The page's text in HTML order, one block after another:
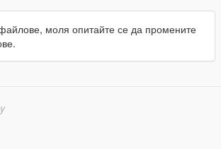
моля опитайте се да промените